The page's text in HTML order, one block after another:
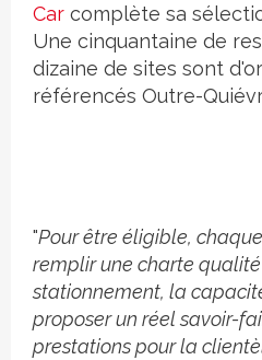
Car complète sa
Une cinquantaine de
dizaine de sites sont
référencés Outre-
"Pour être éligible,
remplir une charte
stationnement, la
proposer un réel savoir-
prestations pour la